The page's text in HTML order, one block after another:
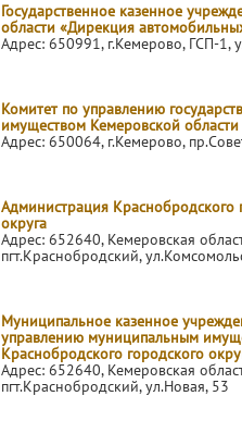
Государственное казенное
области «Дирекция
Адрес: 650991, г.Кемерово, ГСП-1,
Комитет по управлению
имуществом Кемеровской области
Адрес: 650064, г.Кемерово,
Администрация Краснобродского
округа
Адрес: 652640, Кемеровская
пгт.Краснобродский,
Муниципальное казенное
управлению муниципальным
Краснобродского городского
Адрес: 652640, Кемеровская
пгт.Краснобродский, ул.Новая, 53